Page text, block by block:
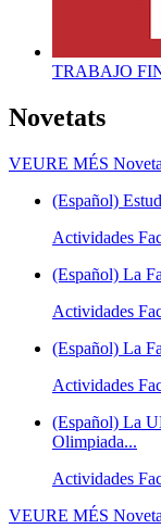
TRABAJO
Novetats
VEURE MÉS
(Español)
Actividades
(Español) La
Actividades
(Español) La
Actividades
(Español) La
Olimpiada...
Actividades
VEURE MÉS